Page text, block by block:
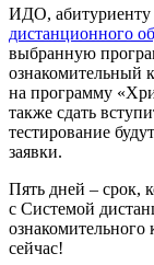
ИДО, абитуриенту
дистанционного
выбранную
ознакомительный
на программу
также сдать
тестирование
заявки.
Пять дней – срок,
с Системой
сейчас!